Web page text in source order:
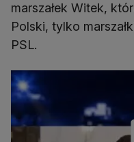
marszałek Witek,
Polski, tylko
PSL.